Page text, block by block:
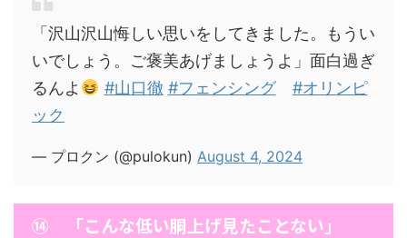
「沢山沢山悔しい思いをしてきました。もうい
いでしょう。ご褒美あげましょうよ」面白過ぎ
るんよ
#山口徹 #フェンシング
#オリンピ
ック
— プロクン (@pulokun) August 4, 2024
⑭ 「こんな低い胴上げ見たことない」